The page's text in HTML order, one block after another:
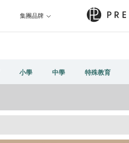
集團品牌
小學 中學 特殊教育